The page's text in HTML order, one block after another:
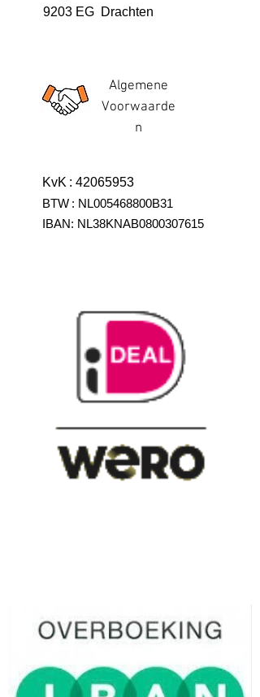
9203 EG Drachten
Algemene
Voorwaarde
n
KvK : 42065953
BTW : NL005468800B31
IBAN: NL38KNAB0800307615